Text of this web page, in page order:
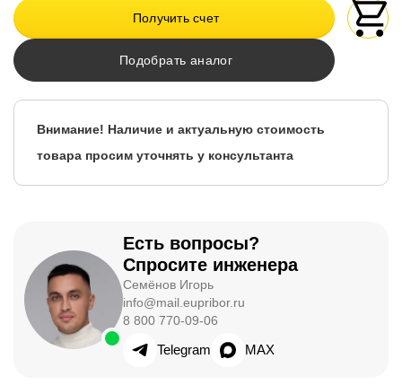
Получить счет
Подобрать аналог
Внимание! Наличие и актуальную стоимость
товара просим уточнять у консультанта
Есть вопросы?
Спросите инженера
Семёнов Игорь
info@mail.eupribor.ru
8 800 770-09-06
Telegram MAX